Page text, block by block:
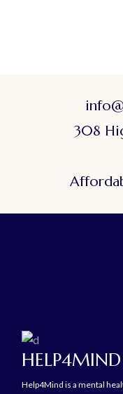
308
Help4Mind is a mental